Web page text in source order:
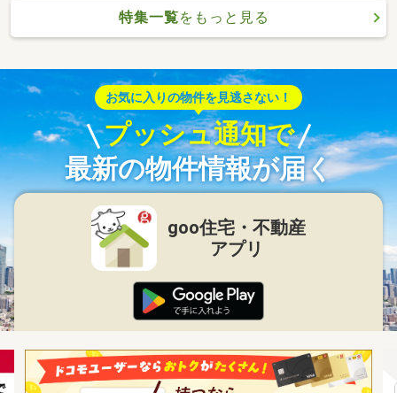
特集一覧をもっと見る
お気に入りの物件を見逃さない！
プッシュ通知で
最新の物件情報が届く
goo住宅・不動産
アプリ